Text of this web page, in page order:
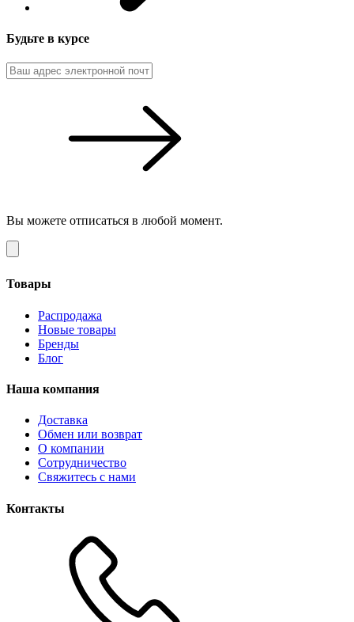
Будьте в курсе
Вы можете отписаться в любой момент.
Товары
Распродажа
Новые товары
Бренды
Блог
Наша компания
Доставка
Обмен или возврат
О компании
Сотрудничество
Свяжитесь с нами
Контакты